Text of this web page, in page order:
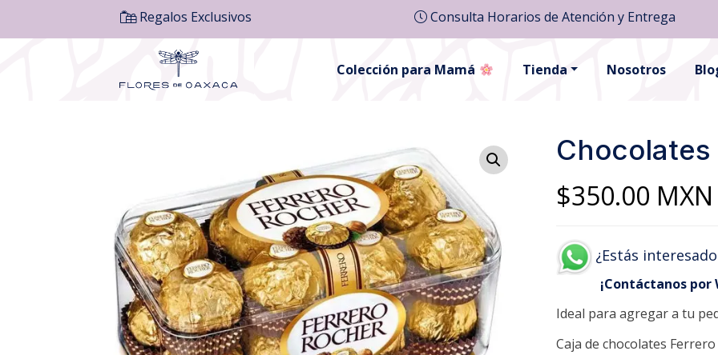
Regalos Exclusivos Consulta Horarios de Atención y Entrega
Colección para Mamá Tienda Nosotros
Chocolates
$350.00 MXN
¿Estás
¡Contáctanos por
Ideal para agregar a tu
Caja de chocolates